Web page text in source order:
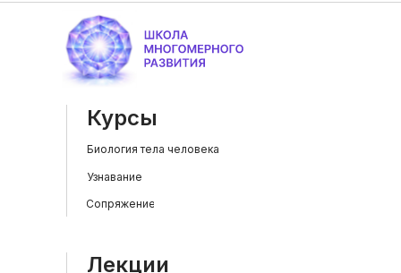
Биология тела человека
Курсы
Узнавание
Лекции
Сопряжение